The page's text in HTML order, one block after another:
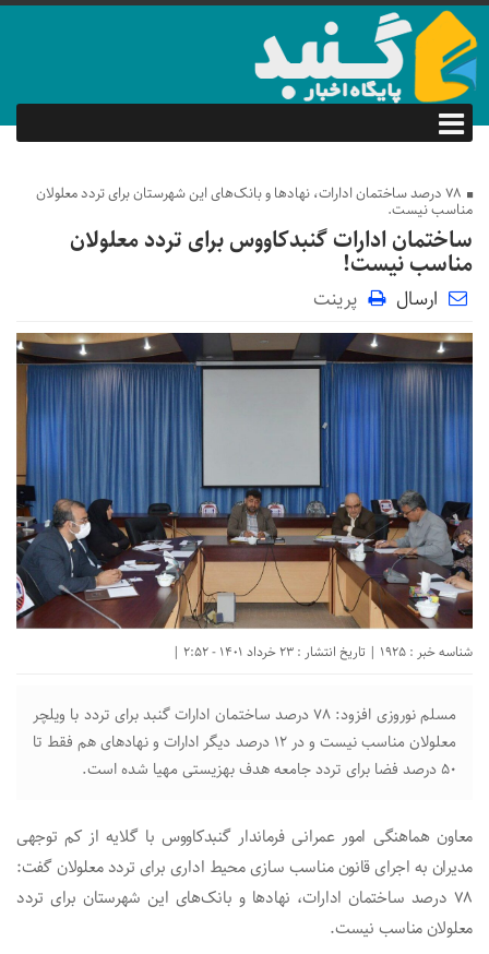
۷۸ درصد ساختمان ادارات، نهادها و بانک‌های این شهرستان برای تردد معلولان
مناسب نیست.
ساختمان ادارات گنبدکاووس برای تردد معلولان
مناسب نیست!
ارسال پرینت
شناسه خبر : 1925 | تاریخ انتشار : 23 خرداد 1401 - 2:52 |
مسلم نوروزی افزود: ۷۸ درصد ساختمان ادارات گنبد برای تردد با ویلچر
معلولان مناسب نیست و در ۱۲ درصد دیگر ادارات و نهادهای هم فقط تا
۵۰ درصد فضا برای تردد جامعه هدف بهزیستی مهیا شده است.
معاون هماهنگی امور عمرانی فرماندار گنبدکاووس با گلایه از کم توجهی
مدیران به اجرای قانون مناسب سازی محیط اداری برای تردد معلولان گفت:
۷۸ درصد ساختمان ادارات، نهادها و بانک‌های این شهرستان برای تردد
معلولان مناسب نیست.